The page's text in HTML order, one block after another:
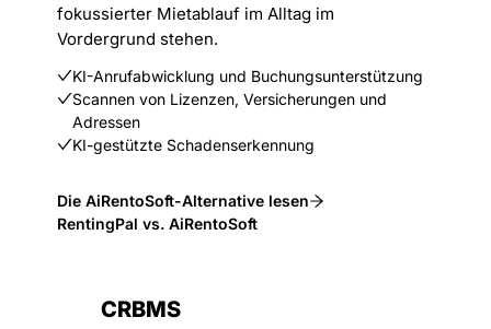
fokussierter Mietablauf im Alltag im
Vordergrund stehen.
KI-Anrufabwicklung und Buchungsunterstützung
Scannen von Lizenzen, Versicherungen und
Adressen
KI-gestützte Schadenserkennung
Die AiRentoSoft-Alternative lesen
RentingPal vs. AiRentoSoft
CRBMS